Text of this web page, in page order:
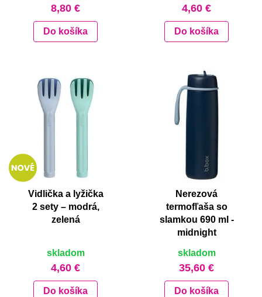
8,80 €
Do košíka
4,60 €
Do košíka
Vidlička a lyžička
2 sety – modrá,
zelená
skladom
4,60 €
Do košíka
Nerezová
termofľaša so
slamkou 690 ml -
midnight
skladom
35,60 €
Do košíka